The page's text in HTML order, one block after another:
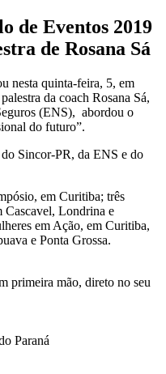
de Eventos 2019
de Rosana Sá
nesta quinta-feira, 5, em
da coach Rosana Sá,
(ENS), abordou o
do futuro”.
Sincor-PR, da ENS e do
em Curitiba; três
Cascavel, Londrina e
em Ação, em Curitiba,
e Ponta Grossa.
primeira mão, direto no seu
Paraná